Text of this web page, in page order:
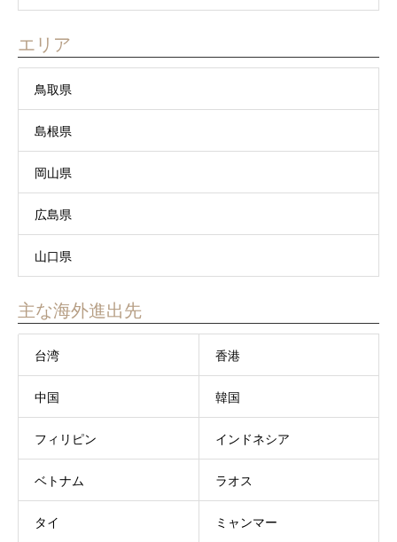
エリア
鳥取県
島根県
岡山県
広島県
山口県
主な海外進出先
台湾 香港
中国 韓国
フィリピン インドネシア
ベトナム ラオス
タイ ミャンマー